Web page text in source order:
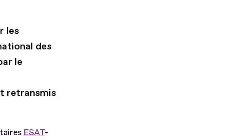
les
des
le
retransmis
ESAT-